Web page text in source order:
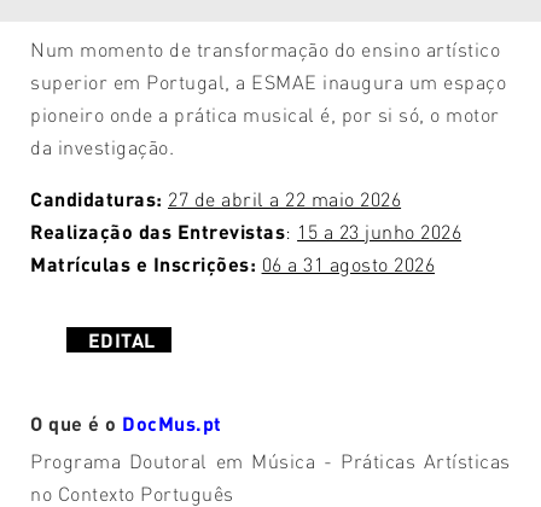
Num momento de transformação do ensino artístico
superior em Portugal, a ESMAE inaugura um espaço
pioneiro onde a prática musical é, por si só, o motor
da investigação.
Candidaturas: 27 de abril a 22 maio 2026
Realização das Entrevistas: 15 a 23 junho 2026
Matrículas e Inscrições: 06 a 31 agosto 2026
EDITAL
O que é o DocMus.pt
Programa Doutoral em Música - Práticas Artísticas
no Contexto Português